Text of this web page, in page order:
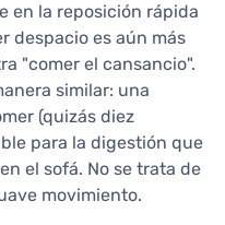
en la reposición rápida
despacio es aún más
"comer el cansancio".
similar: una
(quizás diez
para la digestión que
el sofá. No se trata de
movimiento.